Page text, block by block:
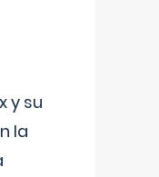
y su
la